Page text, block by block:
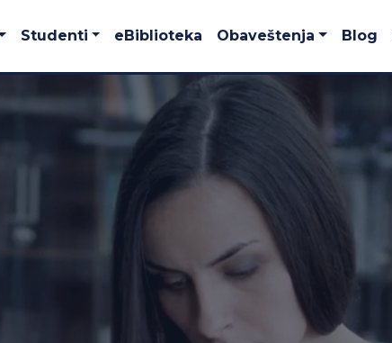
Studenti eBiblioteka Obaveštenja Blog